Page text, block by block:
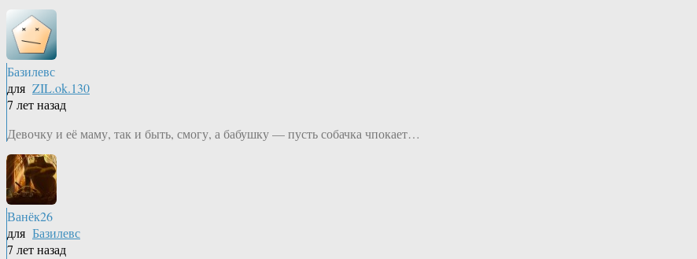
Базилевс
для ZIL.ok.130
7 лет назад
Девочку и её маму, так и быть, смогу, а бабушку — пусть собачка чпокает…
Ванёк26
для Базилевс
7 лет назад